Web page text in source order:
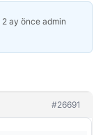
2 ay önce admin
#26691